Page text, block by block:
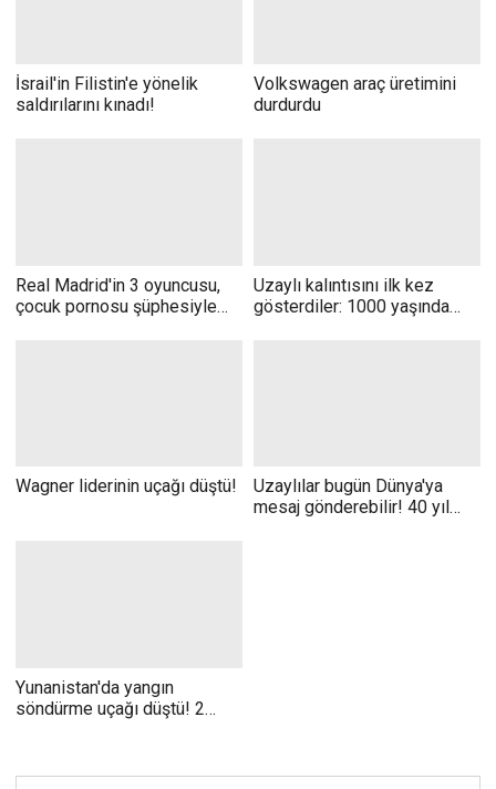
İsrail'in Filistin'e yönelik
saldırılarını kınadı!
Volkswagen araç üretimini
durdurdu
Real Madrid'in 3 oyuncusu,
çocuk pornosu şüphesiyle
Uzaylı kalıntısını ilk kez
gösterdiler: 1000 yaşında
Wagner liderinin uçağı düştü!
Uzaylılar bugün Dünya'ya
mesaj gönderebilir! 40 yıl
Yunanistan'da yangın
söndürme uçağı düştü! 2